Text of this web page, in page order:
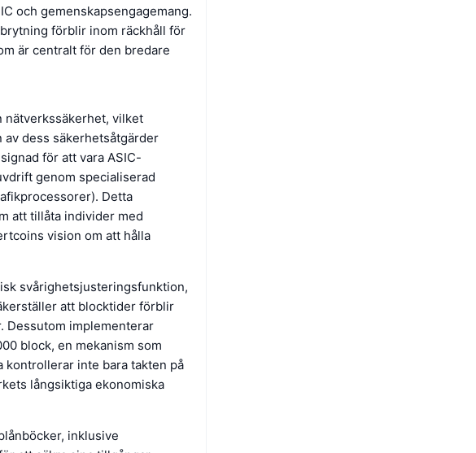
och gemenskapsengagemang.
förblir inom räckhåll för
är centralt för den bredare
nätverkssäkerhet, vilket
dess säkerhetsåtgärder
för att vara ASIC-
genom specialiserad
Detta
att tillåta individer med
vision om att hålla
svårighetsjusteringsfunktion,
att blocktider förblir
Dessutom implementerar
block, en mekanism som
kontrollerar inte bara takten på
långsiktiga ekonomiska
inklusive